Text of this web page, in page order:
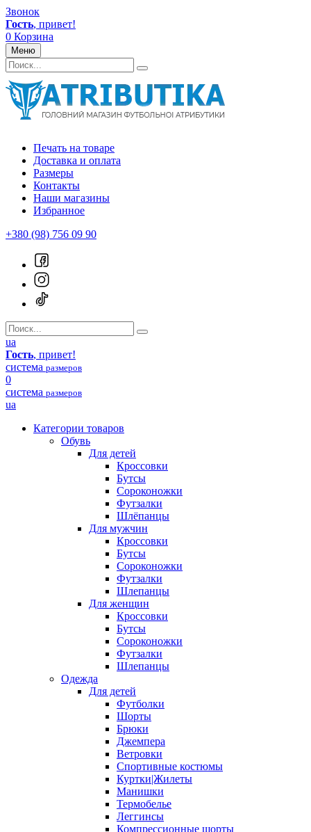
Звонок
Гость, привет!
0 Корзина
Меню
Печать на товаре
Доставка и оплата
Размеры
Контакты
Наши магазины
Избранное
+380 (98) 756 09 90
ua
Гость, привет!
система размеров
0
система размеров
ua
Категории товаров
Обувь
Для детей
Кроссовки
Бутсы
Сороконожки
Футзалки
Шлёпанцы
Для мужчин
Кроссовки
Бутсы
Сороконожки
Футзалки
Шлепанцы
Для женщин
Кроссовки
Бутсы
Сороконожки
Футзалки
Шлепанцы
Одежда
Для детей
Футболки
Шорты
Брюки
Джемпера
Ветровки
Спортивные костюмы
Куртки|Жилеты
Манишки
Термобелье
Леггинсы
Компрессионные шорты